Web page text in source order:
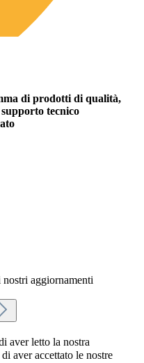
di prodotti di qualità,
tecnico
aggiornamenti
aver letto la nostra
di aver accettato le nostre